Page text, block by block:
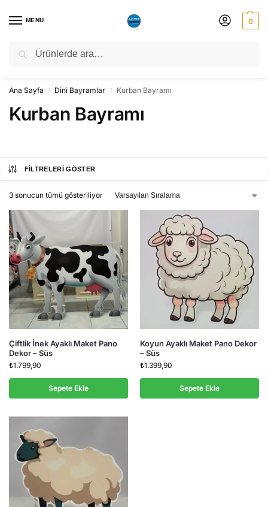
MENÜ 0
NATO ZİRVESİ NEDENİYLE 06-10 TEMMUZ TARİHLERİ ARASINDA
Ana Sayfa / Dini Bayramlar / Kurban Bayramı
Kurban Bayramı
FILTRELERI GÖSTER
3 sonucun tümü gösteriliyor
Çiftlik İnek Ayaklı Maket Pano
Dekor – Süs
₺1.799,90
Sepete Ekle
Koyun Ayaklı Maket Pano Dekor
– Süs
₺1.399,90
Sepete Ekle